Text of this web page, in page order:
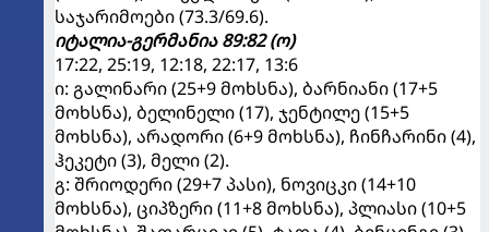
საჯარიმოები (73.3/69.6).
იტალია-გერმანია 89:82 (ო)
17:22, 25:19, 12:18, 22:17, 13:6
ი: გალინარი (25+9 მოხსნა), ბარნიანი (17+5
მოხსნა), ბელინელი (17), ჯენტილე (15+5
მოხსნა), არადორი (6+9 მოხსნა), ჩინჩარინი (4),
ჰეკეტი (3), მელი (2).
გ: შრიოდერი (29+7 პასი), ნოვიცკი (14+10
მოხსნა), ციპზერი (11+8 მოხსნა), პლიასი (10+5